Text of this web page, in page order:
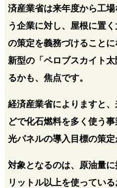
済産業省は来年度から工
う企業に対し、屋根に置
の策定を義務づけること
新型の「ペロブスカイト
るかも、焦点です。
経済産業省によりますと
どで化石燃料を多く使う
光パネルの導入目標の策定
対象となるのは、原油量
リットル以上を使ってい